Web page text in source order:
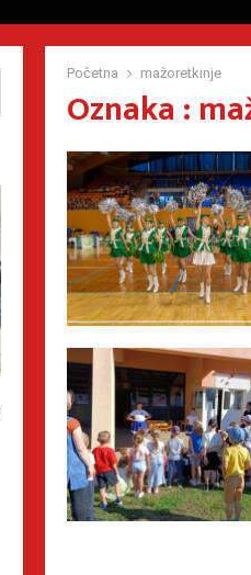
Početna mažoretkinje
Oznaka :